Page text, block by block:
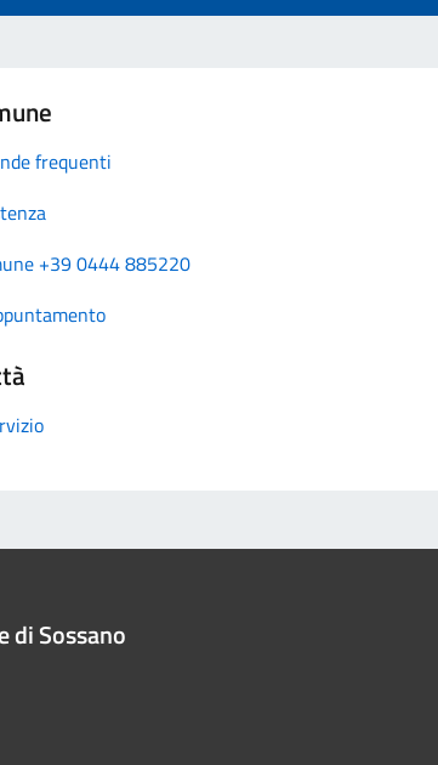
frequenti
+39 0444 885220
di Sossano